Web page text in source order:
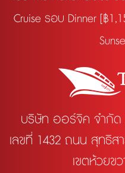
Cruise รอบ Dinner [฿
บริษัท ออร์จิค จำกัด
เลขที่ 1432 ถนน สุทธิส
เขตห้วยข